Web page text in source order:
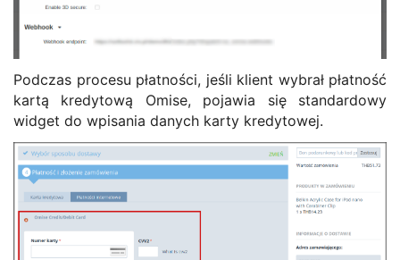
Podczas procesu płatności, jeśli klient wybrał płatność
kartą kredytową Omise, pojawia się standardowy
widget do wpisania danych karty kredytowej.